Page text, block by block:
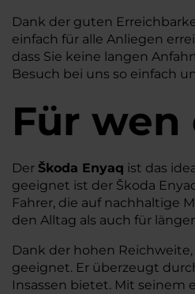
Dank der guten
einfach für alle Anliegen
dass Sie keine langen
Besuch bei uns so einfach
Für wen
Der Škoda Enyaq ist das
geeignet ist der Škoda
Fahrer, die auf nachhaltige
den Alltag als auch für
Dank der hohen
geeignet. Er überzeugt
Insassen bietet. Mit seinem